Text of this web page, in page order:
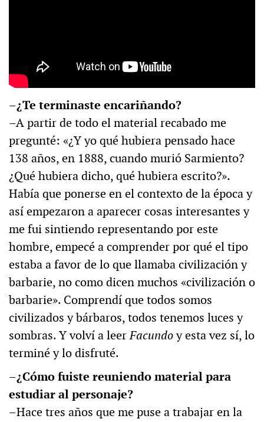
–¿Te terminaste encariñando?
–A partir de todo el material recabado me
pregunté: «¿Y yo qué hubiera pensado hace
138 años, en 1888, cuando murió Sarmiento?
¿Qué hubiera dicho, qué hubiera escrito?».
Había que ponerse en el contexto de la época y
así empezaron a aparecer cosas interesantes y
me fui sintiendo representando por este
hombre, empecé a comprender por qué el tipo
estaba a favor de lo que llamaba civilización y
barbarie, no como dicen muchos «civilización o
barbarie». Comprendí que todos somos
civilizados y bárbaros, todos tenemos luces y
sombras. Y volví a leerFacundoy esta vez sí, lo
terminé y lo disfruté.
–¿Cómo fuiste reuniendo material para
estudiar al personaje?
–Hace tres años que me puse a trabajar en la